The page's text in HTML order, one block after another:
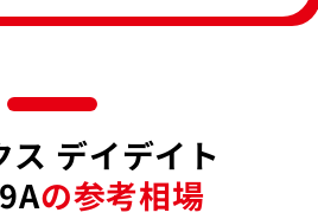
ス デイデイト
の参考相場